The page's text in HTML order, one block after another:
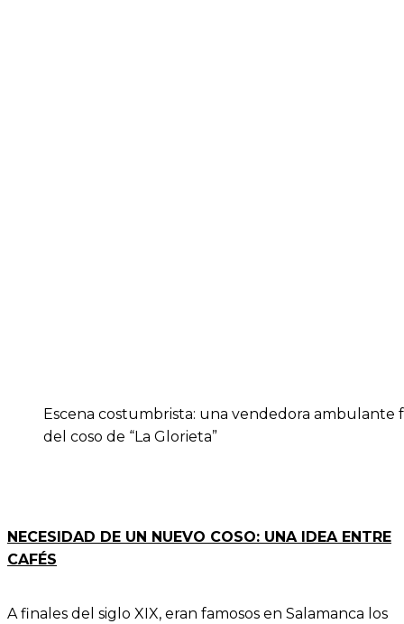
Escena costumbrista: una vendedora
del coso de “La Glorieta”
NECESIDAD DE UN NUEVO COSO: UNA IDEA ENTRE
CAFÉS
A finales del siglo XIX, eran famosos en Salamanca los